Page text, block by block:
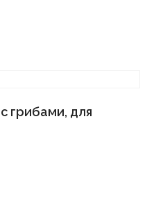
грибами, для